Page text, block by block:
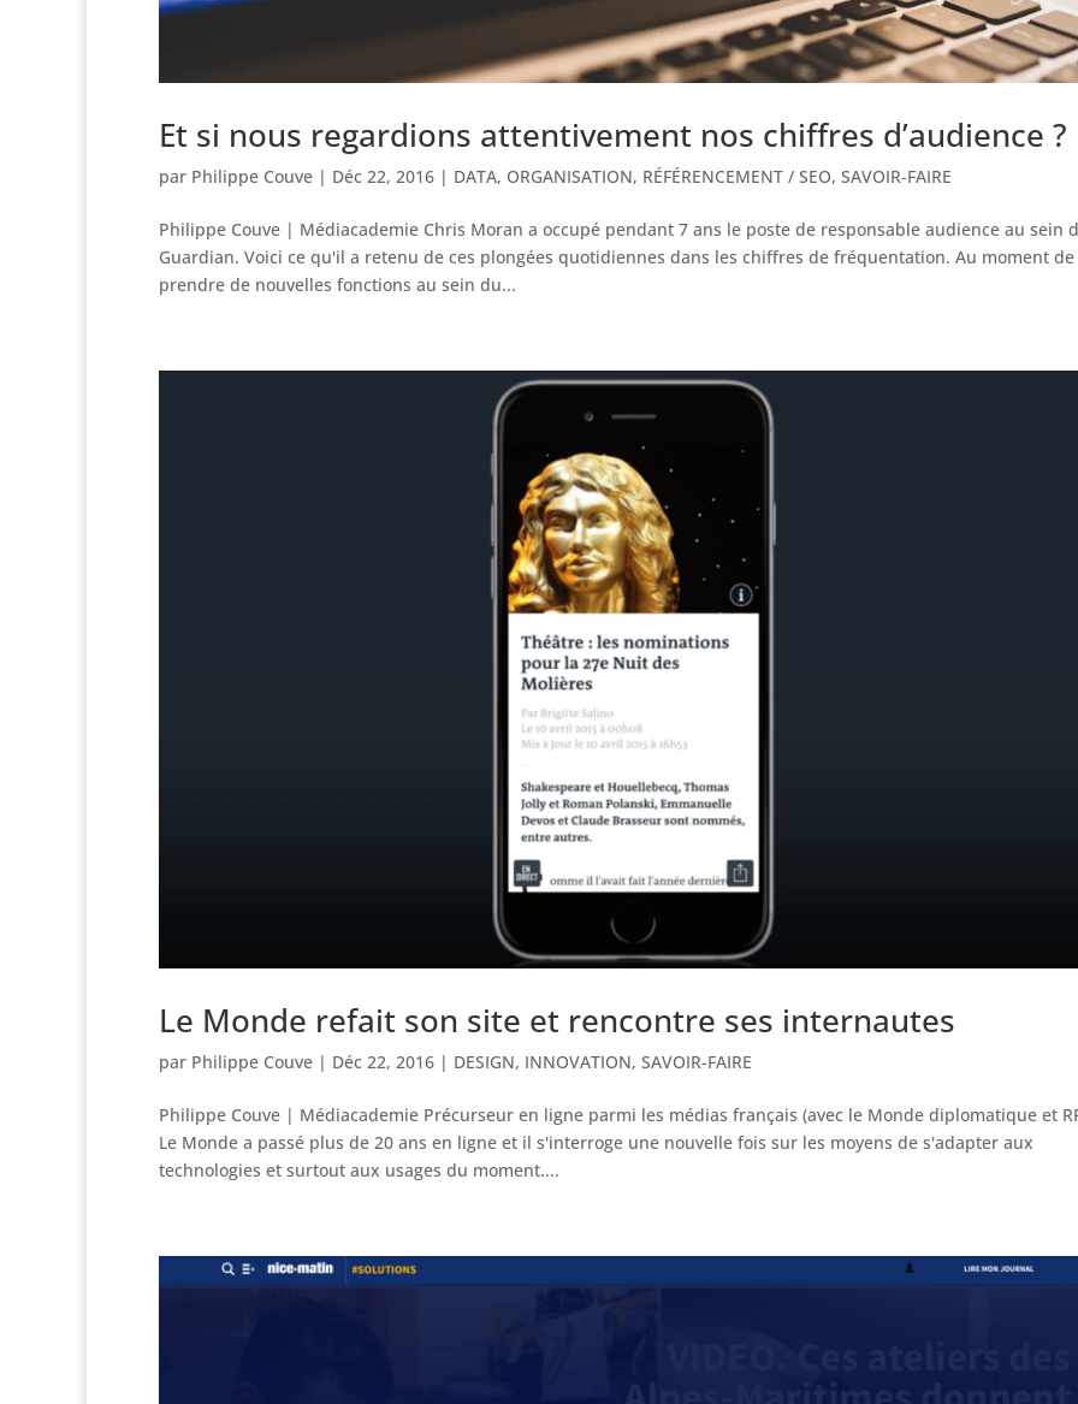
Et si nous regardions attentivement nos chiffres d’audience ?
par Philippe Couve | Déc 22, 2016 | DATA, ORGANISATION, RÉFÉRENCEMENT / SEO, SAVOIR-FAIRE
Philippe Couve | Médiacademie Chris Moran a occupé pendant 7 ans le poste de responsable audience au sein
Guardian. Voici ce qu'il a retenu de ces plongées quotidiennes dans les chiffres de fréquentation. Au moment de
prendre de nouvelles fonctions au sein du...
Le Monde refait son site et rencontre ses internautes
par Philippe Couve | Déc 22, 2016 | DESIGN, INNOVATION, SAVOIR-FAIRE
Philippe Couve | Médiacademie Précurseur en ligne parmi les médias français (avec le Monde diplomatique et
Le Monde a passé plus de 20 ans en ligne et il s'interroge une nouvelle fois sur les moyens de s'adapter aux
technologies et surtout aux usages du moment....